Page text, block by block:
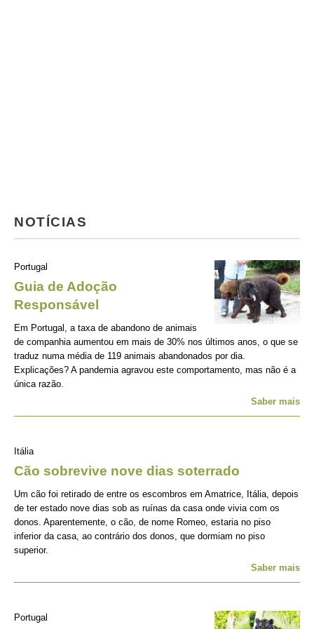
NOTÍCIAS
Portugal
Guia de Adoção
Responsável
Em Portugal, a taxa de abandono de animais
de companhia aumentou em mais de 30% nos últimos anos, o que se
traduz numa média de 119 animais abandonados por dia.
Explicações? A pandemia agravou este comportamento, mas não é a
única razão.
Saber mais
Itália
Cão sobrevive nove dias soterrado
Um cão foi retirado de entre os escombros em Amatrice, Itália, depois
de ter estado nove dias sob as ruínas da casa onde vivia com os
donos. Aparentemente, o cão, de nome Romeo, estaria no piso
inferior da casa, ao contrário dos donos, que dormiam no piso
superior.
Saber mais
Portugal